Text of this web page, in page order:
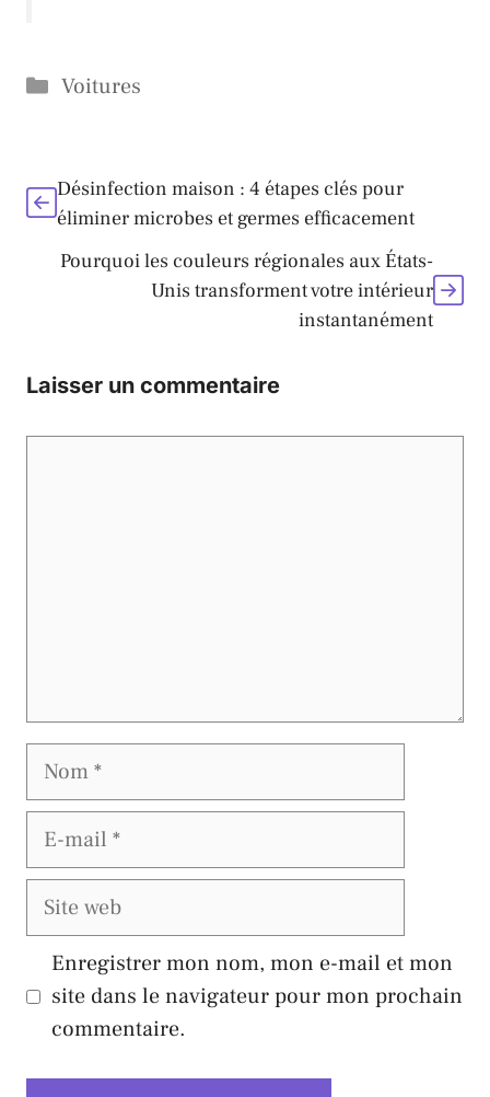
Catégories
Voitures
Désinfection maison : 4 étapes clés pour
éliminer microbes et germes efficacement
Pourquoi les couleurs régionales aux États-
Unis transforment votre intérieur
instantanément
Laisser un commentaire
Nom
E-
Site
Enregistrer mon nom, mon e-mail et mon
site dans le navigateur pour mon prochain
commentaire.